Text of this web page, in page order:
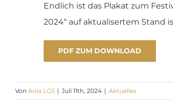
Endlich ist das Plakat zum
2024“ auf aktualisertem Stand
PDF ZUM DOWNLOAD
Von Ania LGS | Juli 11th, 2024 | Aktuelles